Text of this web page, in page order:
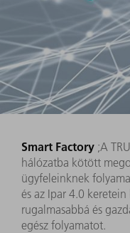
Smart Factory ;A
hálózatba kötött
ügyfeleinknek
és az Ipar 4.0
rugalmasabbá és
egész folyamatot.